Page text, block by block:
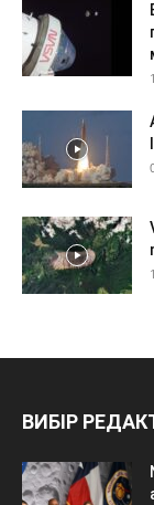
ВИБІР